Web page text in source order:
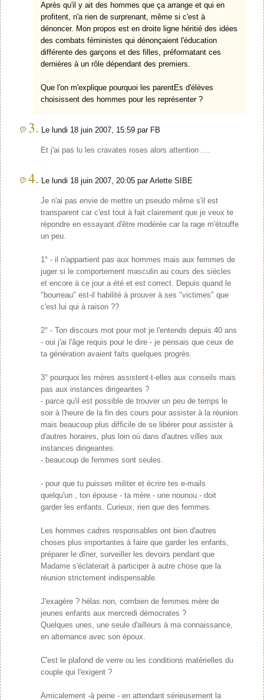
Après qu'il y ait des hommes que ça arrange et qui en
profitent, n'a rien de surprenant, même si c'est à
dénoncer. Mon propos est en droite ligne héritié des idées
des combats féministes qui dénonçaient l'éducation
différente des garçons et des filles, préformatant ces
dernières à un rôle dépendant des premiers.
Que l'on m'explique pourquoi les parentEs d'élèves
choisissent des hommes pour les représenter ?
3. Le lundi 18 juin 2007, 15:59 par FB
Et j'ai pas lu les cravates roses alors attention ....
4. Le lundi 18 juin 2007, 20:05 par Arlette SIBE
Je n'ai pas envie de mettre un pseudo même s'il est
transparent car c'est tout à fait clairement que je veux te
répondre en essayant d'être modérée car la rage m'étouffe
un peu.
1° - il n'appartient pas aux hommes mais aux femmes de
juger si le comportement masculin au cours des siècles
et encore à ce jour a été et est correct. Depuis quand le
"bourreau" est-il habilité à prouver à ses "victimes" que
c'est lui qui à raison ??
2° - Ton discours mot pour mot je l'entends depuis 40 ans
- oui j'ai l'âge requis pour le dire - je pensais que ceux de
ta génération avaient faits quelques progrès.
3° pourquoi les mères assistent-t-elles aux conseils mais
pas aux instances dirigeantes ?
- parce qu'il est possible de trouver un peu de temps le
soir à l'heure de la fin des cours pour assister à la réunion
mais beaucoup plus difficile de se libérer pour assister à
d'autres horaires, plus loin où dans d'autres villes aux
instances dirigeantes.
- beaucoup de femmes sont seules.
- pour que tu puisses militer et écrire tes e-mails
quelqu'un , ton épouse - ta mère - une nounou - doit
garder les enfants. Curieux, rien que des femmes.
Les hommes cadres responsables ont bien d'autres
choses plus importantes à faire que garder les enfants,
préparer le dîner, surveiller les devoirs pendant que
Madame s'éclaterait à participer à autre chose que la
réunion strictement indispensable.
J'exagère ? hélas non, combien de femmes mère de
jeunes enfants aux mercredi démocrates ?
Quelques unes, une seule d'ailleurs à ma connaissance,
en alternance avec son époux.
C'est le plafond de verre ou les conditions matérielles du
couple qui l'exigent ?
Amicalement -à peine - en attendant sérieusement la